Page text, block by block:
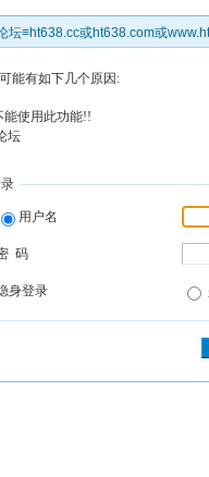
坛≡ht638.cc或ht638.com或
能有如下几个原因:
能使用此功能!!
坛
用户名
码
身登录